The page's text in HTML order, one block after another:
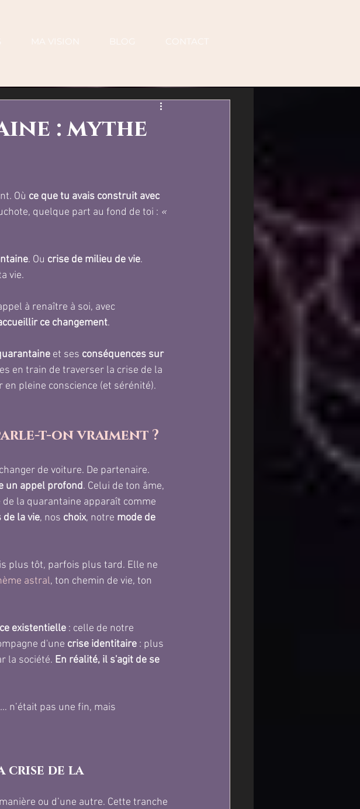
MA VISION BLOG CONTACT
: mythe
Où ce que tu avais construit avec
quelque part au fond de toi : «
. Ou crise de milieu de vie.
vie.
à renaître à soi, avec
ce changement.
et ses conséquences sur
en train de traverser la crise de la
pleine conscience (et sérénité).
t-on vraiment ?
de voiture. De partenaire.
un appel profond. Celui de ton âme,
la quarantaine apparaît comme
de la vie, nos choix, notre mode de
plus tôt, parfois plus tard. Elle ne
astral, ton chemin de vie, ton
existentielle : celle de notre
d'une crise identitaire : plus
la société. En réalité, il s'agit de se
n’était pas une fin, mais
crise de la
ou d’une autre. Cette tranche